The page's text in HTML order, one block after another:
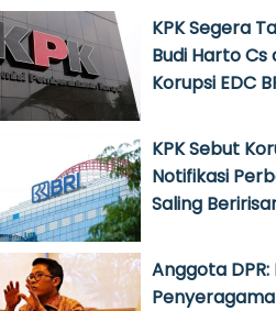
KPK Segera
Budi Harto Cs
Korupsi EDC
KPK Sebut
Notifikasi
Saling
Anggota